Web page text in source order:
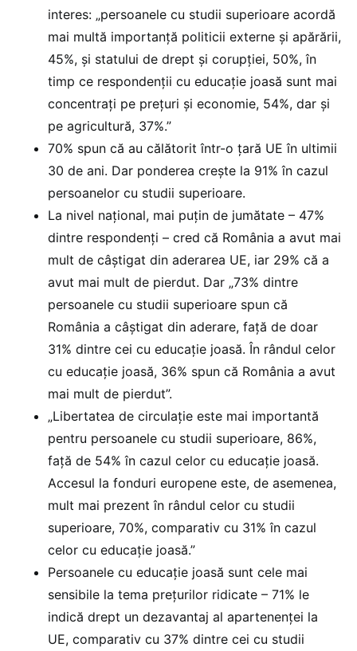
interes: „persoanele cu studii superioare acordă
mai multă importanță politicii externe și apărării,
45%, și statului de drept și corupției, 50%, în
timp ce respondenții cu educație joasă sunt mai
concentrați pe prețuri și economie, 54%, dar și
pe agricultură, 37%.”
70% spun că au călătorit într-o țară UE în ultimii
30 de ani. Dar ponderea crește la 91% în cazul
persoanelor cu studii superioare.
La nivel național, mai puțin de jumătate – 47%
dintre respondenți – cred că România a avut mai
mult de câștigat din aderarea UE, iar 29% că a
avut mai mult de pierdut. Dar „73% dintre
persoanele cu studii superioare spun că
România a câștigat din aderare, față de doar
31% dintre cei cu educație joasă. În rândul celor
cu educație joasă, 36% spun că România a avut
mai mult de pierdut”.
„Libertatea de circulație este mai importantă
pentru persoanele cu studii superioare, 86%,
față de 54% în cazul celor cu educație joasă.
Accesul la fonduri europene este, de asemenea,
mult mai prezent în rândul celor cu studii
superioare, 70%, comparativ cu 31% în cazul
celor cu educație joasă.”
Persoanele cu educație joasă sunt cele mai
sensibile la tema prețurilor ridicate – 71% le
indică drept un dezavantaj al apartenenței la
UE, comparativ cu 37% dintre cei cu studii